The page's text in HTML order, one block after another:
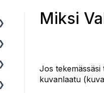
Miksi
Jos
kuvanlaatu